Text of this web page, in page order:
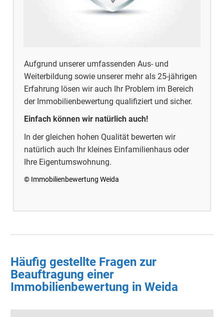
Aufgrund unserer umfassenden Aus- und
Weiterbildung sowie unserer mehr als 25-jährigen
Erfahrung lösen wir auch Ihr Problem im Bereich
der Immobilienbewertung qualifiziert und sicher.
Einfach können wir natürlich auch!
In der gleichen hohen Qualität bewerten wir
natürlich auch Ihr kleines Einfamilienhaus oder
Ihre Eigentumswohnung.
© Immobilienbewertung Weida
Häufig gestellte Fragen zur
Beauftragung einer
Immobilienbewertung in Weida